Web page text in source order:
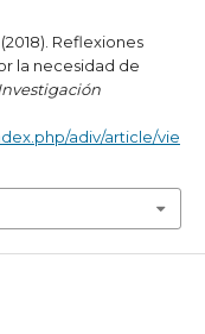
Reflexiones
la necesidad de
adiv/article/vie